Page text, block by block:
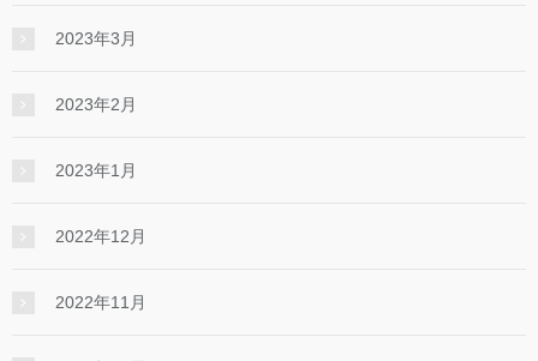
2023年3月
2023年2月
2023年1月
2022年12月
2022年11月